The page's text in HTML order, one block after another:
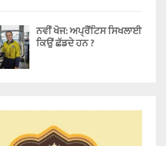
ਨਵੀਂ ਖੋਜ: ਅਪ੍ਰੈਂਟਿਸ ਸਿਖਲਾਈ
ਕਿਉਂ ਛੱਡਦੇ ਹਨ ?